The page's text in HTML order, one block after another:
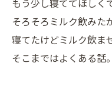
もう少し寝ててほしく
そろそろミルク飲みた
寝てたけどミルク飲ま
そこまではよくある話。